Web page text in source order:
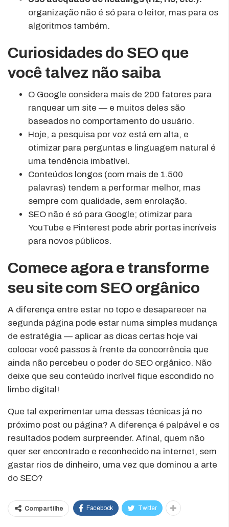
organização não é só para o leitor, mas para os
algoritmos também.
Curiosidades do SEO que
você talvez não saiba
O Google considera mais de 200 fatores para
ranquear um site — e muitos deles são
baseados no comportamento do usuário.
Hoje, a pesquisa por voz está em alta, e
otimizar para perguntas e linguagem natural é
uma tendência imbatível.
Conteúdos longos (com mais de 1.500
palavras) tendem a performar melhor, mas
sempre com qualidade, sem enrolação.
SEO não é só para Google; otimizar para
YouTube e Pinterest pode abrir portas incríveis
para novos públicos.
Comece agora e transforme
seu site com SEO orgânico
A diferença entre estar no topo e desaparecer na
segunda página pode estar numa simples mudança
de estratégia — aplicar as dicas certas hoje vai
colocar você passos à frente da concorrência que
ainda não percebeu o poder do SEO orgânico. Não
deixe que seu conteúdo incrível fique escondido no
limbo digital!
Que tal experimentar uma dessas técnicas já no
próximo post ou página? A diferença é palpável e os
resultados podem surpreender. Afinal, quem não
quer ser encontrado e reconhecido na internet, sem
gastar rios de dinheiro, uma vez que dominou a arte
do SEO?
Compartilhe Facebook Twitter